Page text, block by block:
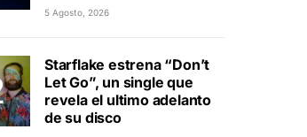
5 Agosto, 2026
Starflake estrena “Don’t
Let Go”, un single que
revela el ultimo adelanto
de su disco